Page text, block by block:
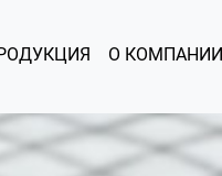
О КОМПАНИИ